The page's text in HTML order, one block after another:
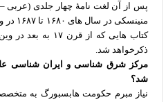
پس از آن لغت نامۀ چهار جلدی (عربی
کتاب هایی که از
ذکرخواهد شد.
مرکز شرق شناسی و ایران شناسی
شد؟
نیاز مبرم حکومت هابسبورگ به